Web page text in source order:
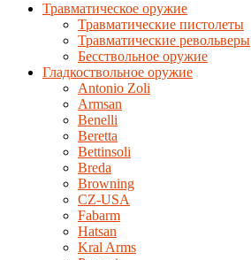
Травматическое оружие
Травматические пистолеты
Травматические револьверы
Бесствольное оружие
Гладкоствольное оружие
Antonio Zoli
Armsan
Benelli
Beretta
Bettinsoli
Breda
Browning
CZ-USA
Fabarm
Hatsan
Kral Arms